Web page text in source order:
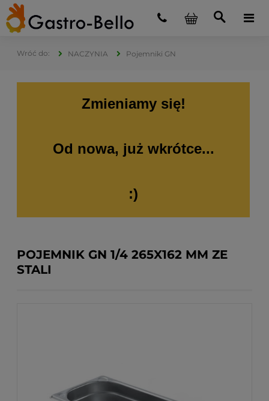
NACZYNIA Pojemniki GN
Zmieniamy się!
Od nowa, już wkrótce...
:)
POJEMNIK GN 1/4 265X162 MM ZE
STALI